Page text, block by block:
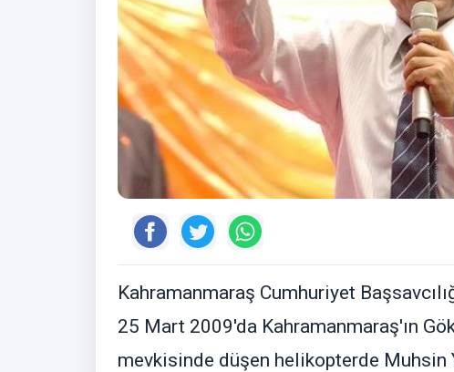
Kahramanmaraş Cumhuriyet
25 Mart 2009'da Kahramanmaraş'ın
mevkisinde düşen helikopterde Muhsin